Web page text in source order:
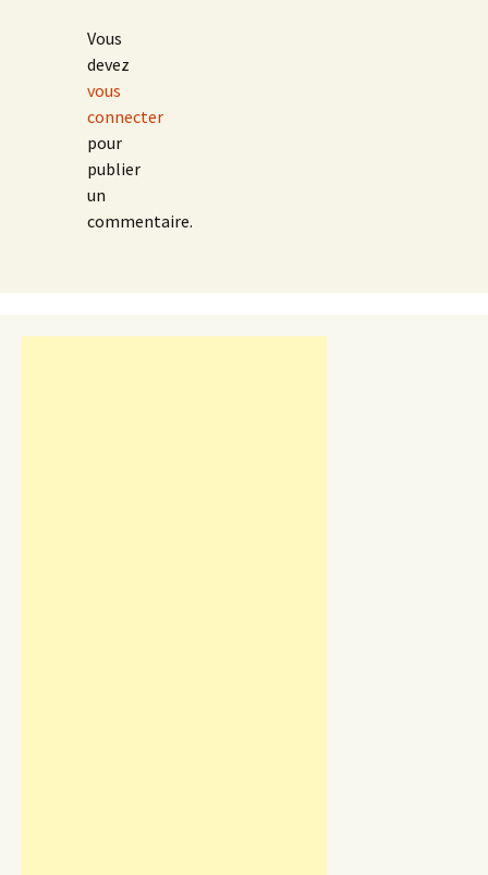
Vous
devez
vous
connecter
pour
publier
un
commentaire.